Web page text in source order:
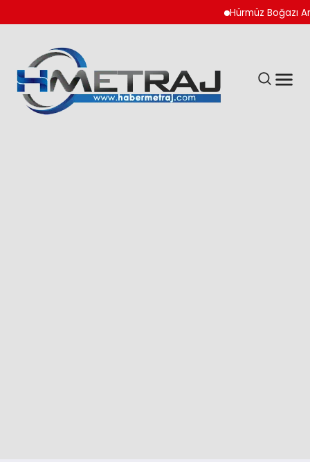
Hürmüz Boğazı